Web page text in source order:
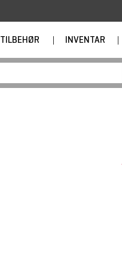
TILBEHØR | INVENTAR |